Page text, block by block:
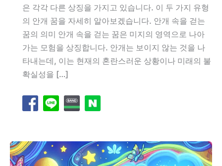
은 각각 다른 상징을 가지고 있습니다. 이 두 가지 유형
의 안개 꿈을 자세히 알아보겠습니다. 안개 속을 걷는
꿈의 의미 안개 속을 걷는 꿈은 미지의 영역으로 나아
가는 모험을 상징합니다. 안개는 보이지 않는 것을 나
타내는데, 이는 현재의 혼란스러운 상황이나 미래의 불
확실성을 […]